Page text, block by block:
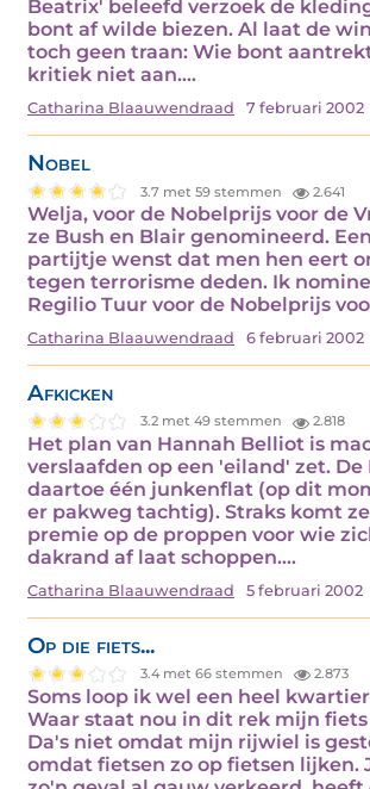
Beatrix' beleefd verzoek de
bont af wilde biezen. Al laat de
toch geen traan: Wie bont
kritiek niet aan.…
Catharina Blaauwendraad 7 februari 2002
Nobel
3.7 met 59 stemmen 2.641
Welja, voor de Nobelprijs voor de
ze Bush en Blair genomineerd.
partijtje wenst dat men hen eert
tegen terrorisme deden. Ik
Regilio Tuur voor de Nobelprijs
Catharina Blaauwendraad 6 februari 2002
Afkicken
3.2 met 49 stemmen 2.818
Het plan van Hannah Belliot is
verslaafden op een 'eiland' zet.
daartoe één junkenflat (op dit
er pakweg tachtig). Straks komt
premie op de proppen voor wie
dakrand af laat schoppen.…
Catharina Blaauwendraad 5 februari 2002
Op die fiets...
3.4 met 66 stemmen 2.873
Soms loop ik wel een heel
Waar staat nou in dit rek mijn fiets
Da's niet omdat mijn rijwiel is
omdat fietsen zo op fietsen lijken.